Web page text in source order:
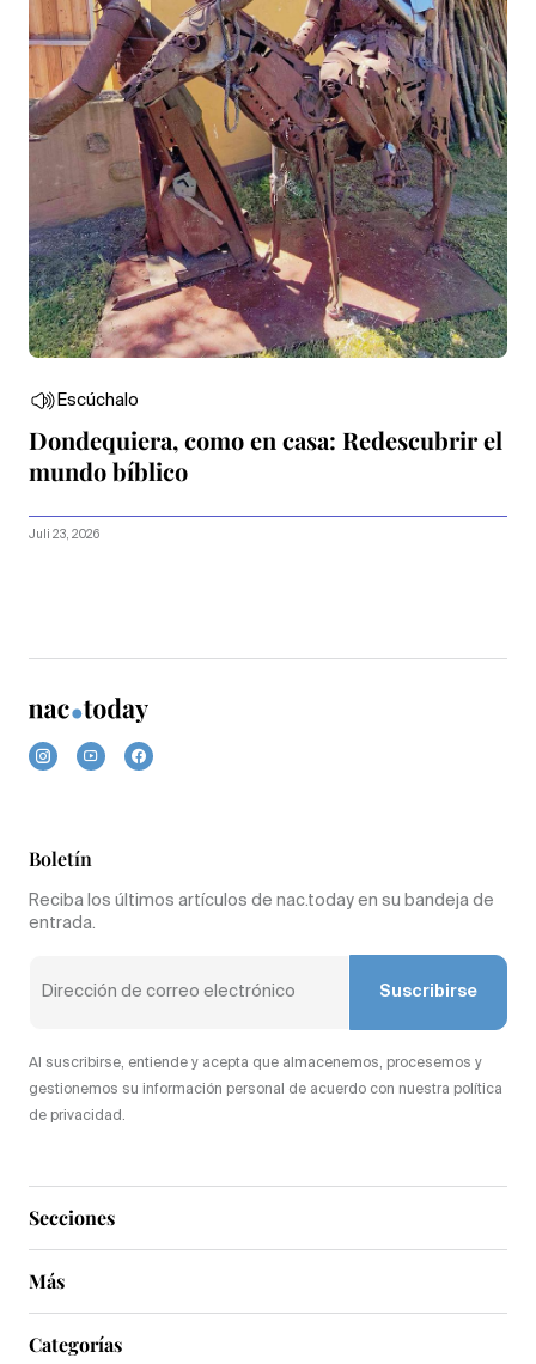
Escúchalo
Dondequiera, como en casa: Redescubrir el
mundo bíblico
Juli 23, 2026
Secciones
Más
Boletín
Reciba los últimos artículos de nac.today en su bandeja de
entrada.
Suscribirse
Al suscribirse, entiende y acepta que almacenemos, procesemos y
gestionemos su información personal de acuerdo con nuestra política
de privacidad.
Categorías